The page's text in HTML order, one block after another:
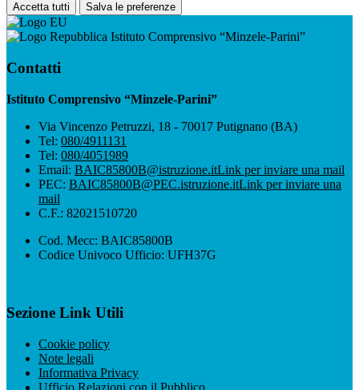
Accetta tutti Salva le preferenze
Istituto Comprensivo “Minzele-Parini”
Contatti
Istituto Comprensivo “Minzele-Parini”
Via Vincenzo Petruzzi, 18 - 70017 Putignano (BA)
Tel: 080/4911131
Tel: 080/4051989
Email: BAIC85800B@istruzione.itLink per inviare una mail
PEC: BAIC85800B@PEC.istruzione.itLink per inviare una
mail
C.F.: 82021510720
Cod. Mecc: BAIC85800B
Codice Univoco Ufficio: UFH37G
Sezione Link Utili
Cookie policy
Note legali
Informativa Privacy
Ufficio Relazioni con il Pubblico